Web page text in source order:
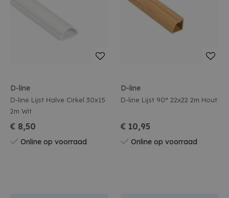
D-line
D-line Lijst Halve Cirkel 30x15
2m Wit
€ 8,50
Online op voorraad
D-line
D-line Lijst 90° 22x22 2m Hout
€ 10,95
Online op voorraad